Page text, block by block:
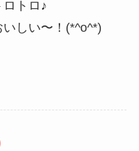
トロ♪
しい〜！(*^o^*)